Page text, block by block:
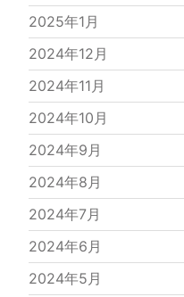
2025年1月
2024年12月
2024年11月
2024年10月
2024年9月
2024年8月
2024年7月
2024年6月
2024年5月